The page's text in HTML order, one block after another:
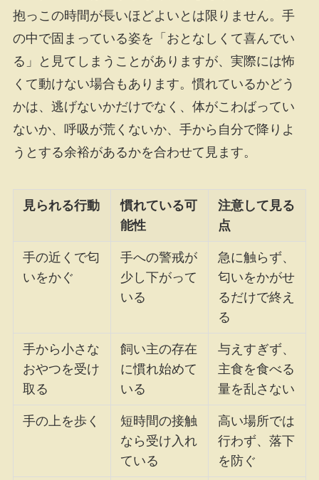
抱っこの時間が長いほどよいとは限りません。手
の中で固まっている姿を「おとなしくて喜んでい
る」と見てしまうことがありますが、実際には怖
くて動けない場合もあります。慣れているかどう
かは、逃げないかだけでなく、体がこわばってい
ないか、呼吸が荒くないか、手から自分で降りよ
うとする余裕があるかを合わせて見ます。
見られる行動
慣れている可
能性
注意して見る
点
手の近くで匂
いをかぐ
手への警戒が
少し下がって
いる
急に触らず、
匂いをかがせ
るだけで終え
る
手から小さな
おやつを受け
取る
飼い主の存在
に慣れ始めて
いる
与えすぎず、
主食を食べる
量を乱さない
手の上を歩く
短時間の接触
なら受け入れ
ている
高い場所では
行わず、落下
を防ぐ